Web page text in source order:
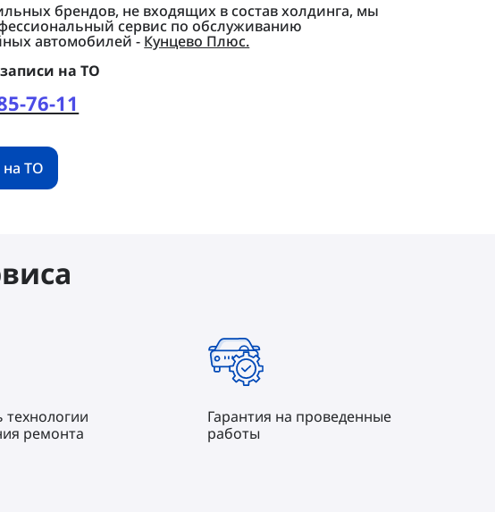
брендов, не входящих в состав холдинга, мы
сервис по обслуживанию
автомобилей - Кунцево Плюс.
на ТО
76-11
на ТО
технологии
ремонта
Гарантия на проведенные
работы